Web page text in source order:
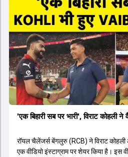
और बेंगलुरु के प्रदर्शन के साथ-साथ लक्ष्य का
के आंकड़ों का भी विश्लेषण किया गया है।
'एक बिहारी सब पर भारी', विराट कोहली
रॉयल चैलेंजर्स बेंगलुरु (RCB) ने विराट कोहली
एक वीडियो इंस्टाग्राम पर शेयर किया है। इस